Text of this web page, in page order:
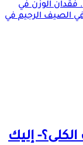
الوزن في
الصيف الرجيم في
إليك